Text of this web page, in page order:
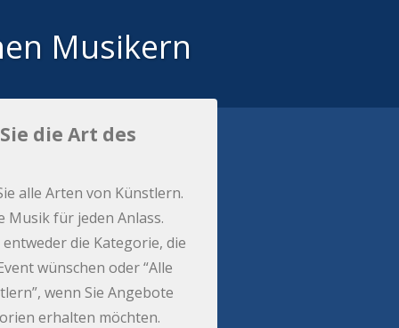
Musikern
die Art des
alle Arten von Künstlern.
Musik für jeden Anlass.
die Kategorie, die
wünschen oder “Alle
wenn Sie Angebote
erhalten möchten.